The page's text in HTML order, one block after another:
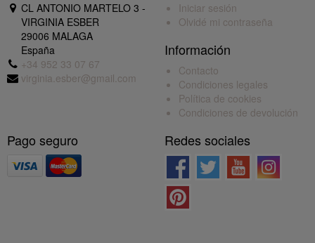
CL ANTONIO MARTELO 3 -
VIRGINIA ESBER
29006 MALAGA
España
+34 952 33 07 67
virginia.esber@gmail.com
Iniciar sesión
Olvidé mi contraseña
Información
Contacto
Condiciones legales
Política de cookies
Condiciones de devolución
Pago seguro Redes sociales